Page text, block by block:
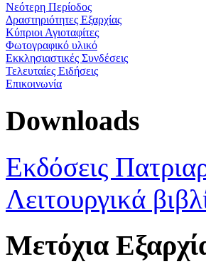
Νεότερη Περίοδος
Δραστηριότητες Εξαρχίας
Κύπριοι Αγιοταφίτες
Φωτογραφικό υλικό
Εκκλησιαστικές Συνδέσεις
Τελευταίες Ειδήσεις
Επικοινωνία
Downloads
Εκδόσεις
Λειτουργικά
Μετόχια